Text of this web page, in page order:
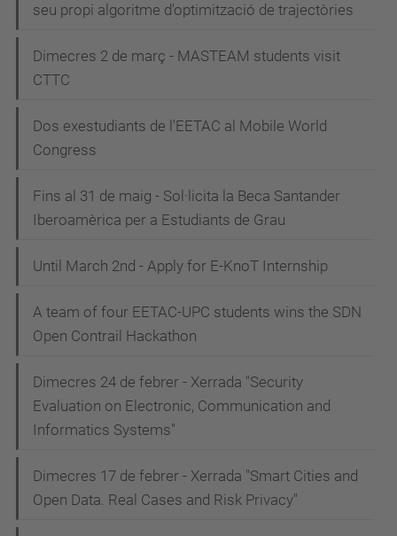
seu propi algoritme d'optimització de trajectòries
Dimecres 2 de març - MASTEAM students visit
CTTC
Dos exestudiants de l'EETAC al Mobile World
Congress
Fins al 31 de maig - Sol·licita la Beca Santander
Iberoamèrica per a Estudiants de Grau
Until March 2nd - Apply for E-KnoT Internship
A team of four EETAC-UPC students wins the SDN
Open Contrail Hackathon
Dimecres 24 de febrer - Xerrada "Security
Evaluation on Electronic, Communication and
Informatics Systems"
Dimecres 17 de febrer - Xerrada "Smart Cities and
Open Data. Real Cases and Risk Privacy"